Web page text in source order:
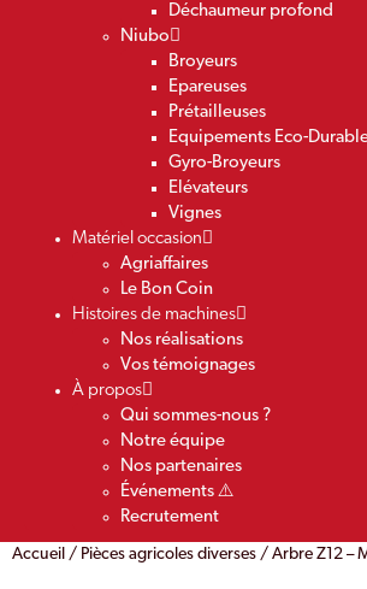
Déchaumeur profond
Niubo
Broyeurs
Epareuses
Prétailleuses
Equipements Eco-
Gyro-Broyeurs
Elévateurs
Vignes
Matériel occasion
Agriaffaires
Le Bon Coin
Histoires de machines
Nos réalisations
Vos témoignages
À propos
Qui sommes-nous ?
Notre équipe
Nos partenaires
Événements ⚠️
Recrutement
Accueil / Pièces agricoles diverses / Arbre Z12 –